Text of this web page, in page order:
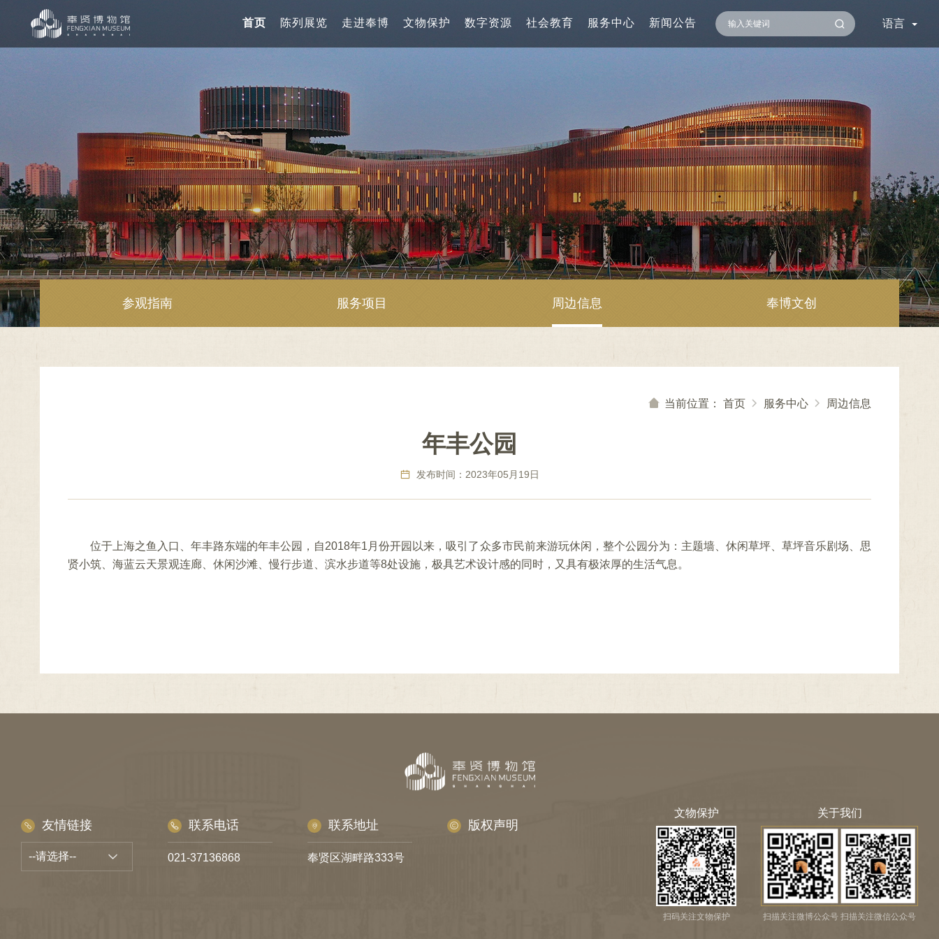
操
作
站
导
航
区
跳
转
到
主
要
内
容
区
首页 陈列展览 走进奉博 文物保护 数字资源 社会教育 服务中心 新闻公告 语言
参观指南 服务项目 周边信息 奉博文创
当前位置： 首页 服务中心 周边信息
年丰公园
发布时间：2023年05月19日
位于上海之鱼入口、年丰路东端的年丰公园，自2018年1月份开园以来，吸引了众多市民前来游玩休闲，整个公园分为：主题墙、休闲草坪、草坪音乐剧场、思
贤小筑、海蓝云天景观连廊、休闲沙滩、慢行步道、滨水步道等8处设施，极具艺术设计感的同时，又具有极浓厚的生活气息。
友情链接 联系电话
021-37136868
联系地址
奉贤区湖畔路333号
版权声明
文物保护
扫码关注文物保护
关于我们
扫描关注微博公众号 扫描关注微信公众号